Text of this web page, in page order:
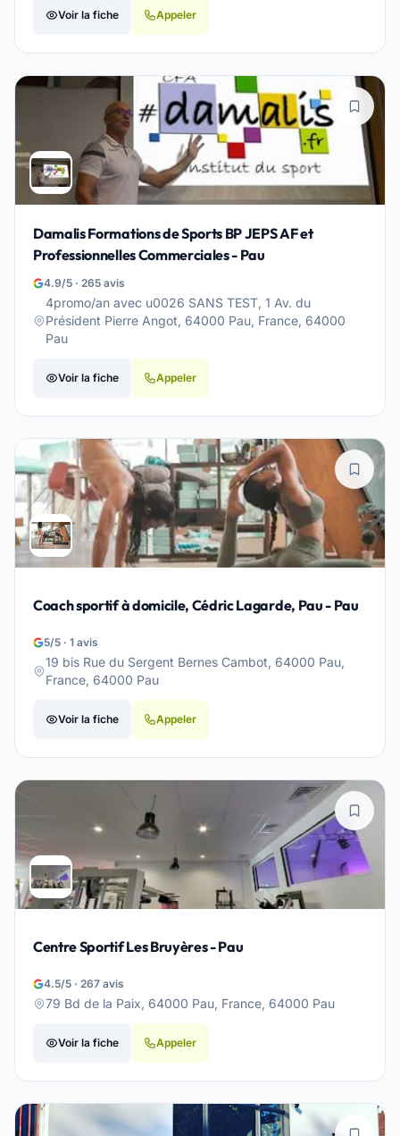
Voir la fiche Appeler
Damalis Formations de Sports BP JEPS AF et
Professionnelles Commerciales - Pau
4.9/5 · 265 avis
4promo/an avec u0026 SANS TEST, 1 Av. du
Président Pierre Angot, 64000 Pau, France, 64000
Pau
Voir la fiche Appeler
Coach sportif à domicile, Cédric Lagarde, Pau - Pau
5/5 · 1 avis
19 bis Rue du Sergent Bernes Cambot, 64000 Pau,
France, 64000 Pau
Voir la fiche Appeler
Centre Sportif Les Bruyères - Pau
4.5/5 · 267 avis
79 Bd de la Paix, 64000 Pau, France, 64000 Pau
Voir la fiche Appeler